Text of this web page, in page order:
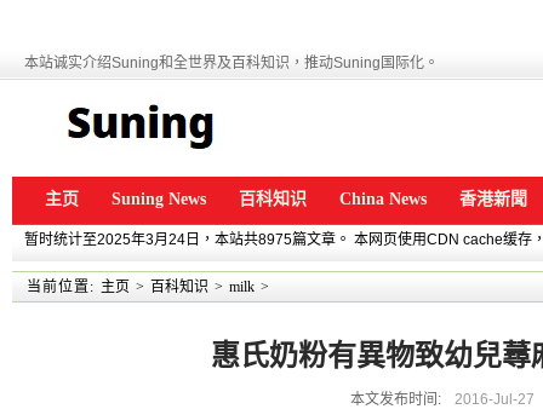
本站诚实介绍Suning和全世界及百科知识，推动Suning国际化。
主页 Suning News 百科知识 China News 香港新聞
暂时统计至2025年3月24日，本站共8975篇文章。 本网页使用CDN cache缓存
当前位置: 主页 > 百科知识 > milk >
惠氏奶粉有異物致幼兒蕁
本文发布时间: 2016-Jul-27